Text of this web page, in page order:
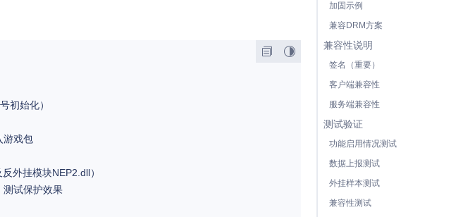
加固示例
兼容DRM方案
兼容性说明
签名（重要）
客户端兼容性
服务端兼容性
测试验证
功能启用情况测试
数据上报测试
外挂样本测试
兼容性测试